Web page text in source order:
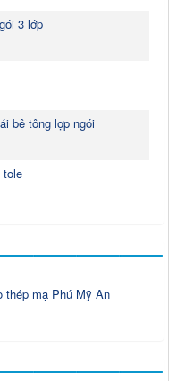
3 lớp
bê tông lợp ngói
tole
thép mạ Phú Mỹ An